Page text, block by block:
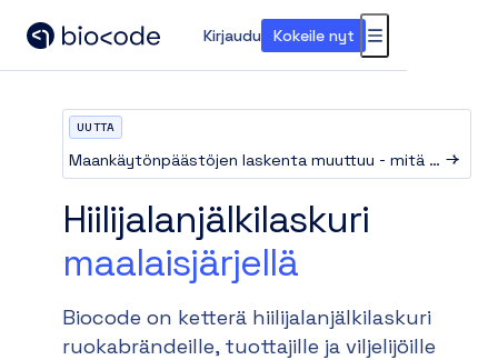
Kirjaudu Kokeile nyt
Valikko
UUTTA
Maankäytönpäästöjen laskenta muuttuu - mitä yritysten tulee tietää?
Hiilijalanjälkilaskuri
maalaisjärjellä
Biocode on ketterä hiilijalanjälkilaskuri
ruokabrändeille, tuottajille ja viljelijöille